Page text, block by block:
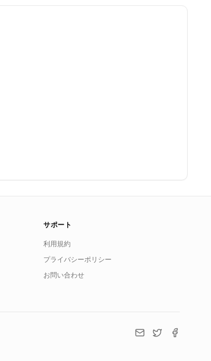
サポート
利用規約
プライバシーポリシー
お問い合わせ